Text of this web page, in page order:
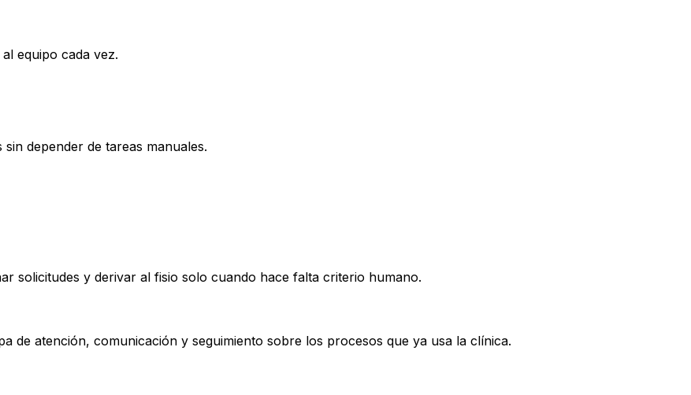
equipo cada vez.
depender de tareas manuales.
solicitudes y derivar al fisio solo cuando hace falta criterio humano.
de atención, comunicación y seguimiento sobre los procesos que ya usa la clínica.